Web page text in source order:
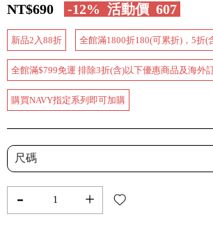
NT$690 -12% 活動價 607
新品2入88折 全館滿1800折180(可累折)，5折(
全館滿$799免運 排除3折(含)以下優惠商品及海外
購買NAVY指定系列即可加購
尺碼
- +